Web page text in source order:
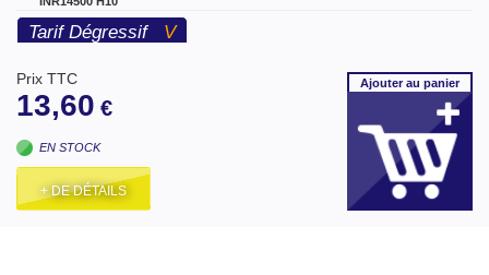
Tarif Dégressif V
Prix TTC
13,60 €
EN STOCK
+ DE DÉTAILS
Ajouterau panier